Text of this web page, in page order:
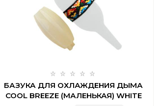
БАЗУКА ДЛЯ ОХЛАЖДЕНИЯ ДЫМА
COOL BREEZE (МАЛЕНЬКАЯ) WHITE